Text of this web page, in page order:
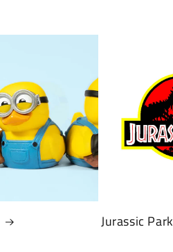
Jurassic Park